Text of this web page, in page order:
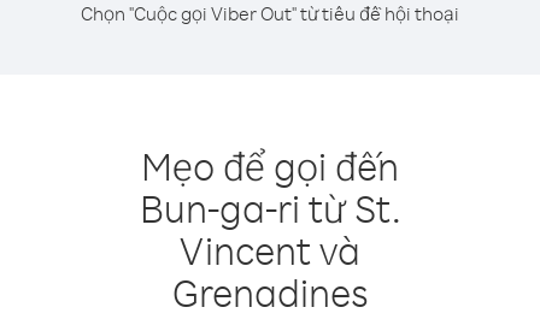
Chọn "Cuộc gọi Viber Out" từ tiêu đề hội thoại
Mẹo để gọi đến
Bun-ga-ri từ St.
Vincent và
Grenadines